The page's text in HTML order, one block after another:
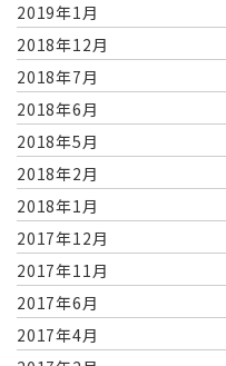
2019年1月
2018年12月
2018年7月
2018年6月
2018年5月
2018年2月
2018年1月
2017年12月
2017年11月
2017年6月
2017年4月